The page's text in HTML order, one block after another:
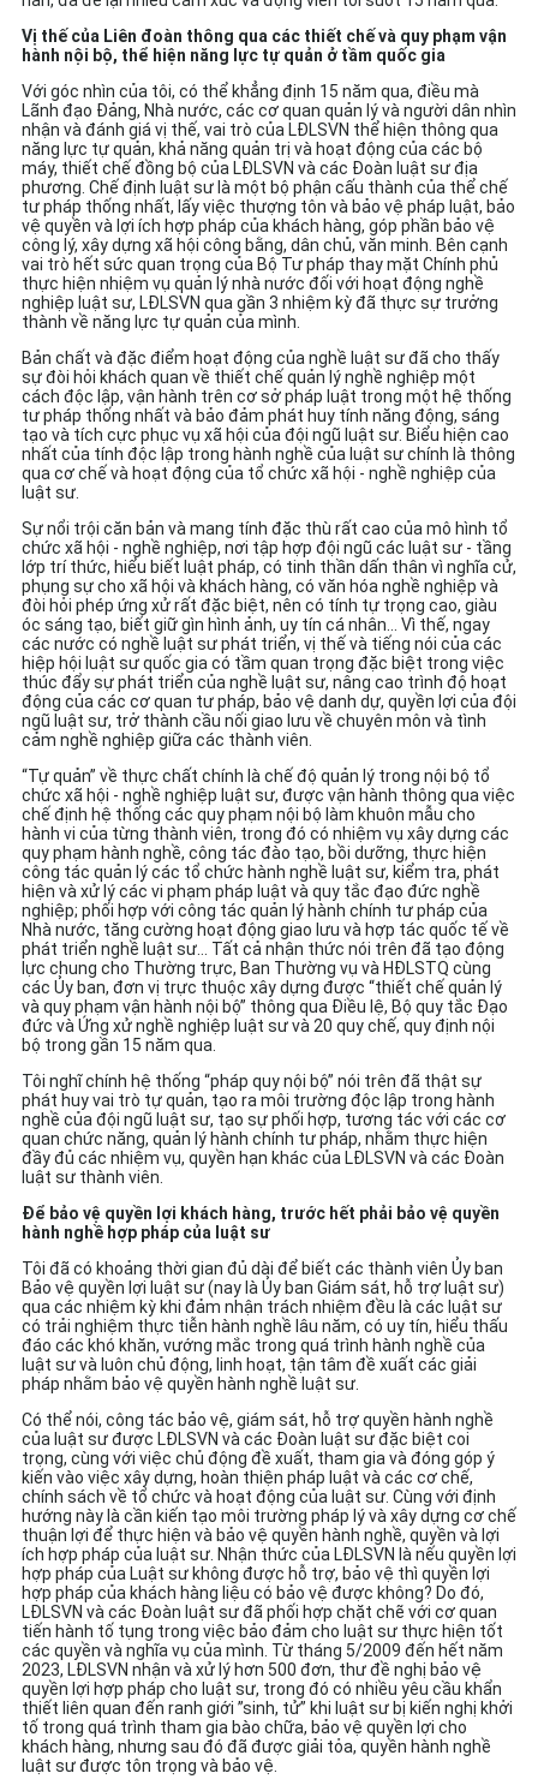
Vị thế của Liên đoàn thông qua các thiết chế và quy phạm vận
hành nội bộ, thể hiện năng lực tự quản ở tầm quốc gia
Với góc nhìn của tôi, có thể khẳng định 15 năm qua, điều mà
Lãnh đạo Đảng, Nhà nước, các cơ quan quản lý và người dân nhìn
nhận và đánh giá vị thế, vai trò của LĐLSVN thể hiện thông qua
năng lực tự quản, khả năng quản trị và hoạt động của các bộ
máy, thiết chế đồng bộ của LĐLSVN và các Đoàn luật sư địa
phương. Chế định luật sư là một bộ phận cấu thành của thể chế
tư pháp thống nhất, lấy việc thượng tôn và bảo vệ pháp luật, bảo
vệ quyền và lợi ích hợp pháp của khách hàng, góp phần bảo vệ
công lý, xây dựng xã hội công bằng, dân chủ, văn minh. Bên cạnh
vai trò hết sức quan trọng của Bộ Tư pháp thay mặt Chính phủ
thực hiện nhiệm vụ quản lý nhà nước đối với hoạt động nghề
nghiệp luật sư, LĐLSVN qua gần 3 nhiệm kỳ đã thực sự trưởng
thành về năng lực tự quản của mình.
Bản chất và đặc điểm hoạt động của nghề luật sư đã cho thấy
sự đòi hỏi khách quan về thiết chế quản lý nghề nghiệp một
cách độc lập, vận hành trên cơ sở pháp luật trong một hệ thống
tư pháp thống nhất và bảo đảm phát huy tính năng động, sáng
tạo và tích cực phục vụ xã hội của đội ngũ luật sư. Biểu hiện cao
nhất của tính độc lập trong hành nghề của luật sư chính là thông
qua cơ chế và hoạt động của tổ chức xã hội - nghề nghiệp của
luật sư.
Sự nổi trội căn bản và mang tính đặc thù rất cao của mô hình tổ
chức xã hội - nghề nghiệp, nơi tập hợp đội ngũ các luật sư - tầng
lớp trí thức, hiểu biết luật pháp, có tinh thần dấn thân vì nghĩa cử,
phụng sự cho xã hội và khách hàng, có văn hóa nghề nghiệp và
đòi hỏi phép ứng xử rất đặc biệt, nên có tính tự trọng cao, giàu
óc sáng tạo, biết giữ gìn hình ảnh, uy tín cá nhân… Vì thế, ngay
các nước có nghề luật sư phát triển, vị thế và tiếng nói của các
hiệp hội luật sư quốc gia có tầm quan trọng đặc biệt trong việc
thúc đẩy sự phát triển của nghề luật sư, nâng cao trình độ hoạt
động của các cơ quan tư pháp, bảo vệ danh dự, quyền lợi của đội
ngũ luật sư, trở thành cầu nối giao lưu về chuyên môn và tình
cảm nghề nghiệp giữa các thành viên.
“Tự quản” về thực chất chính là chế độ quản lý trong nội bộ tổ
chức xã hội - nghề nghiệp luật sư, được vận hành thông qua việc
chế định hệ thống các quy phạm nội bộ làm khuôn mẫu cho
hành vi của từng thành viên, trong đó có nhiệm vụ xây dựng các
quy phạm hành nghề, công tác đào tạo, bồi dưỡng, thực hiện
công tác quản lý các tổ chức hành nghề luật sư, kiểm tra, phát
hiện và xử lý các vi phạm pháp luật và quy tắc đạo đức nghề
nghiệp; phối hợp với công tác quản lý hành chính tư pháp của
Nhà nước, tăng cường hoạt động giao lưu và hợp tác quốc tế về
phát triển nghề luật sư… Tất cả nhận thức nói trên đã tạo động
lực chung cho Thường trực, Ban Thường vụ và HĐLSTQ cùng
các Ủy ban, đơn vị trực thuộc xây dựng được “thiết chế quản lý
và quy phạm vận hành nội bộ” thông qua Điều lệ, Bộ quy tắc Đạo
đức và Ứng xử nghề nghiệp luật sư và 20 quy chế, quy định nội
bộ trong gần 15 năm qua.
Tôi nghĩ chính hệ thống “pháp quy nội bộ” nói trên đã thật sự
phát huy vai trò tự quản, tạo ra môi trường độc lập trong hành
nghề của đội ngũ luật sư, tạo sự phối hợp, tương tác với các cơ
quan chức năng, quản lý hành chính tư pháp, nhằm thực hiện
đầy đủ các nhiệm vụ, quyền hạn khác của LĐLSVN và các Đoàn
luật sư thành viên.
Để bảo vệ quyền lợi khách hàng, trước hết phải bảo vệ quyền
hành nghề hợp pháp của luật sư
Tôi đã có khoảng thời gian đủ dài để biết các thành viên Ủy ban
Bảo vệ quyền lợi luật sư (nay là Ủy ban Giám sát, hỗ trợ luật sư)
qua các nhiệm kỳ khi đảm nhận trách nhiệm đều là các luật sư
có trải nghiệm thực tiễn hành nghề lâu năm, có uy tín, hiểu thấu
đáo các khó khăn, vướng mắc trong quá trình hành nghề của
luật sư và luôn chủ động, linh hoạt, tận tâm đề xuất các giải
pháp nhằm bảo vệ quyền hành nghề luật sư.
Có thể nói, công tác bảo vệ, giám sát, hỗ trợ quyền hành nghề
của luật sư được LĐLSVN và các Đoàn luật sư đặc biệt coi
trọng, cùng với việc chủ động đề xuất, tham gia và đóng góp ý
kiến vào việc xây dựng, hoàn thiện pháp luật và các cơ chế,
chính sách về tổ chức và hoạt động của luật sư. Cùng với định
hướng này là cần kiến tạo môi trường pháp lý và xây dựng cơ chế
thuận lợi để thực hiện và bảo vệ quyền hành nghề, quyền và lợi
ích hợp pháp của luật sư. Nhận thức của LĐLSVN là nếu quyền lợi
hợp pháp của Luật sư không được hỗ trợ, bảo vệ thì quyền lợi
hợp pháp của khách hàng liệu có bảo vệ được không? Do đó,
LĐLSVN và các Đoàn luật sư đã phối hợp chặt chẽ với cơ quan
tiến hành tố tụng trong việc bảo đảm cho luật sư thực hiện tốt
các quyền và nghĩa vụ của mình. Từ tháng 5/2009 đến hết năm
2023, LĐLSVN nhận và xử lý hơn 500 đơn, thư đề nghị bảo vệ
quyền lợi hợp pháp cho luật sư, trong đó có nhiều yêu cầu khẩn
thiết liên quan đến ranh giới ”sinh, tử” khi luật sư bị kiến nghị khởi
tố trong quá trình tham gia bào chữa, bảo vệ quyền lợi cho
khách hàng, nhưng sau đó đã được giải tỏa, quyền hành nghề
luật sư được tôn trọng và bảo vệ.